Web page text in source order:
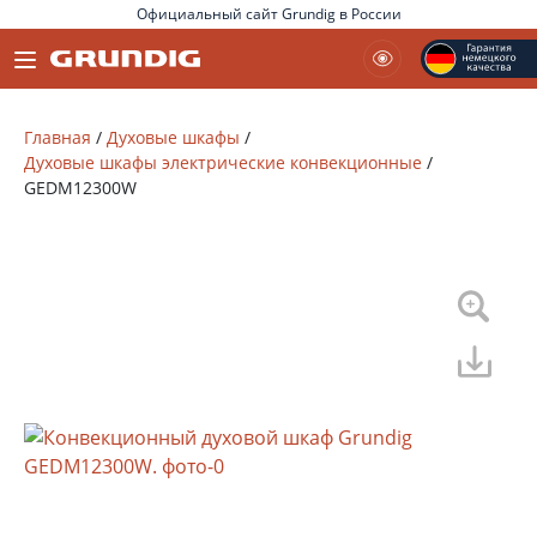
Официальный сайт Grundig в России
Главная / Духовые шкафы /
Духовые шкафы электрические конвекционные /
GEDM12300W